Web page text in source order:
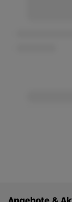
Fußzeilenmenü -